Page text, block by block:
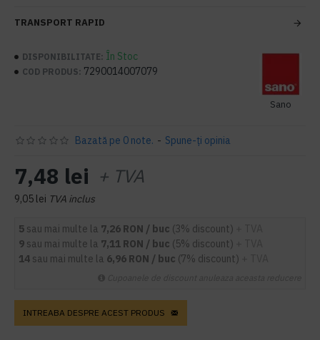
TRANSPORT RAPID
DISPONIBILITATE: În Stoc
COD PRODUS: 7290014007079
Sano
Bazată pe 0 note. - Spune-ţi opinia
7,48 lei + TVA
9,05 lei TVA inclus
5 sau mai multe la 7,26 RON / buc (3% discount)
9 sau mai multe la 7,11 RON / buc (5% discount)
14 sau mai multe la 6,96 RON / buc (7% discount)
INTREABA DESPRE ACEST PRODUS